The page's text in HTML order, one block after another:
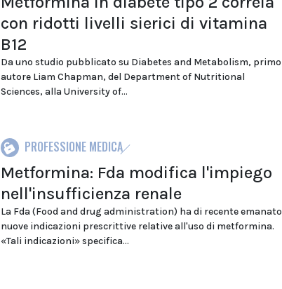
con ridotti livelli sierici di vitamina
B12
Da uno studio pubblicato su Diabetes and Metabolism, primo
autore Liam Chapman, del Department of Nutritional
Sciences, alla University of...
PROFESSIONE MEDICA
Metformina: Fda modifica l'impiego
nell'insufficienza renale
La Fda (Food and drug administration) ha di recente emanato
nuove indicazioni prescrittive relative all'uso di metformina.
«Tali indicazioni» specifica...